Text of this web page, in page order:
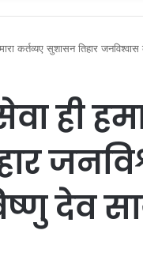
कर्तव्यए सुशासन तिहार
ही
देव